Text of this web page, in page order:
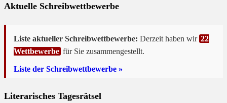
Aktuelle Schreibwettbewerbe
Liste aktueller Schreibwettbewerbe: Derzeit haben wir 22
Wettbewerbe für Sie zusammengestellt.
Liste der Schreibwettbewerbe »
Literarisches Tagesrätsel